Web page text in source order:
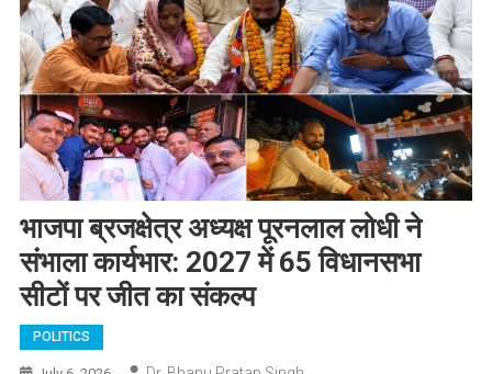
भाजपा ब्रजक्षेत्र अध्यक्ष पूरनलाल लोधी ने
संभाला कार्यभार: 2027 में 65 विधानसभा
सीटों पर जीत का संकल्प
POLITICS